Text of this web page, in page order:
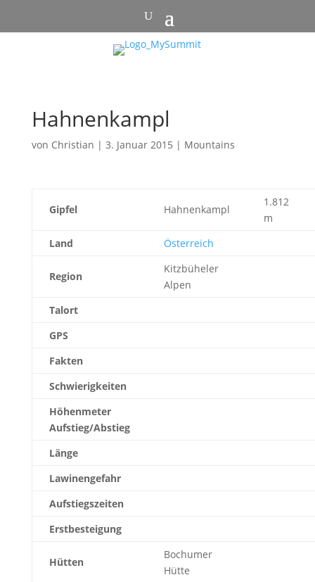
Hahnenkampl
von Christian | 3. Januar 2015 | Mountains
Gipfel Hahnenkampl
1.812
m
Land
Österreich
Region
Kitzbüheler
Alpen
Talort
GPS
Fakten
Schwierigkeiten
Höhenmeter
Aufstieg/Abstieg
Länge
Lawinengefahr
Aufstiegszeiten
Erstbesteigung
Hütten
Bochumer
Hütte